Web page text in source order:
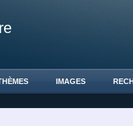
IMAGES